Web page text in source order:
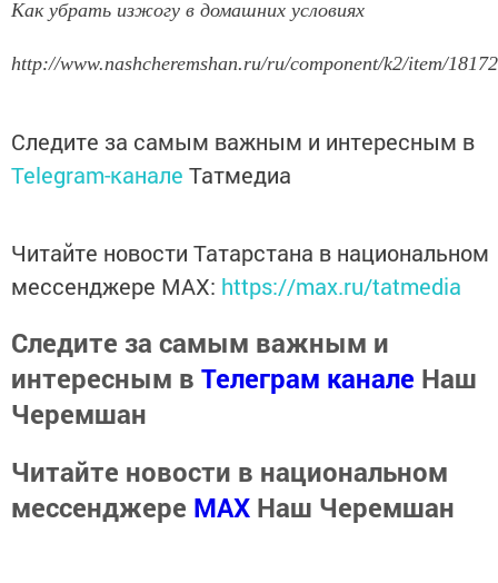
Как убрать изжогу в домашних условиях
http://www.nashcheremshan.ru/ru/component/k2/item/18172
Следите за самым важным и интересным в
Telegram-канале Татмедиа
Читайте новости Татарстана в национальном
мессенджере MАХ: https://max.ru/tatmedia
Следите за самым важным и
интересным в Телеграм канале Наш
Черемшан
Читайте новости в национальном
мессенджере MАХ Наш Черемшан